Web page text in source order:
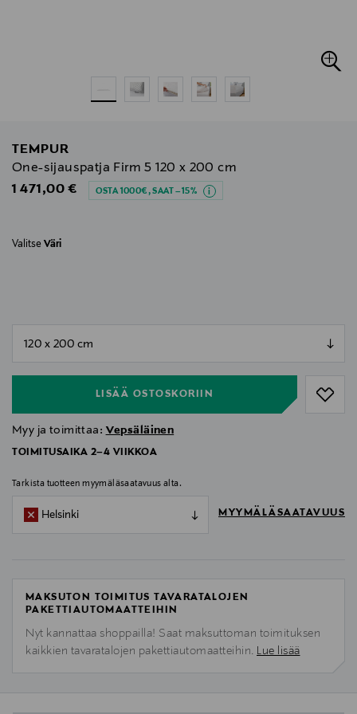
TEMPUR
One-sijauspatja Firm 5 120 x 200 cm
Original Price
1 471,00 € OSTA 1000€, SAAT –15%
Valitse Väri
LISÄÄ OSTOSKORIIN
Myy ja toimittaa: Vepsäläinen
TOIMITUSAIKA 2–4 VIIKKOA
Tarkista tuotteen myymäläsaatavuus alta.
Helsinki MYYMÄLÄSAATAVUUS
MAKSUTON TOIMITUS TAVARATALOJEN
PAKETTIAUTOMAATTEIHIN
Nyt kannattaa shoppailla! Saat maksuttoman toimituksen
kaikkien tavaratalojen pakettiautomaatteihin. Lue lisää